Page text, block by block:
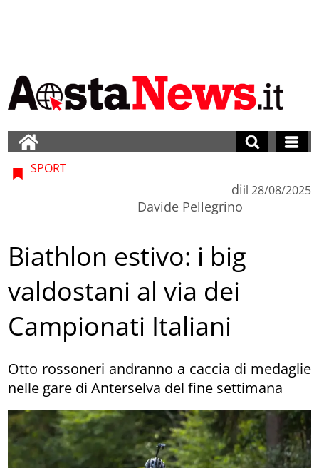
SPORT
di
Davide Pellegrino
il 28/08/2025
Biathlon estivo: i big
valdostani al via dei
Campionati Italiani
Otto rossoneri andranno a caccia di medaglie
nelle gare di Anterselva del fine settimana